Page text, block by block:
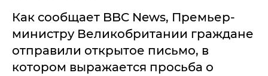
Как сообщает BBC News, Премьер-
министру Великобритании граждане
отправили открытое письмо, в
котором выражается просьба о